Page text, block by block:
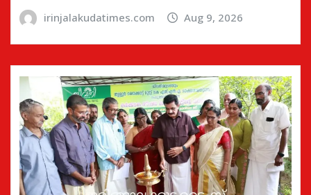
irinjalakudatimes.com Aug 9, 2026